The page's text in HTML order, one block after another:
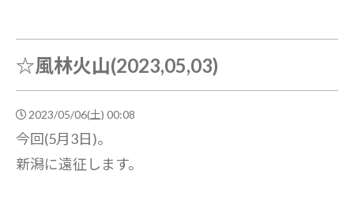
☆風林火山(2023,05,03)
2023/05/06(土) 00:08
今回(5月3日)。
新潟に遠征します。